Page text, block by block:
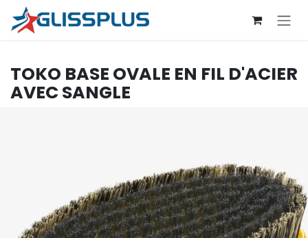
Se rendre au contenu
TOKO BASE OVALE EN FIL D'ACIER
AVEC SANGLE